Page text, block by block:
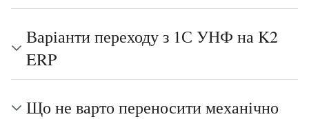
Варіанти переходу з 1С УНФ на K2
ERP
Що не варто переносити механічно